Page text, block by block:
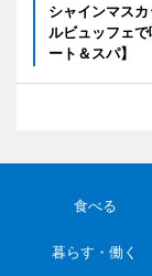
シャインマス
ルビュッフェ
ート＆スパ】
食べる
暮らす・働く